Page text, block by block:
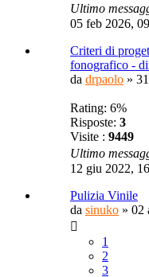
Ultimo
05 feb 2026,
Criteri di
fonografico -
da drpaolo »
Rating: 6%
Risposte: 3
Visite : 9449
Ultimo
12 giu 2022,
Pulizia Vinile
da sinuko » 02
1
2
3